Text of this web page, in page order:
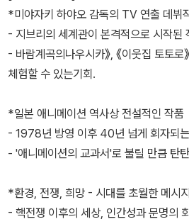
*미야자키 하야오 감독의 TV 연출 데뷔
- 지브리의 세계관이 본격적으로 시작된
- 바람계곡의나우시카》, 《이웃집 토토
체험할 수 있는기회.
*일본 애니메이션 역사상 전설적인 작품
- 1978년 방영 이후 40년 넘게 회자되
- '애니메이션의 교과서'로 불릴 만큼 탄
*환경, 전쟁, 희망 - 시대를 초월한 메시지
- 핵전쟁 이후의 세상, 인간성과 문명의